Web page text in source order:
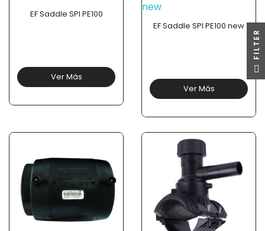
EF Saddle SPI PE100
Ver Más
EF Saddle SPI PE100 new
Ver Más
R